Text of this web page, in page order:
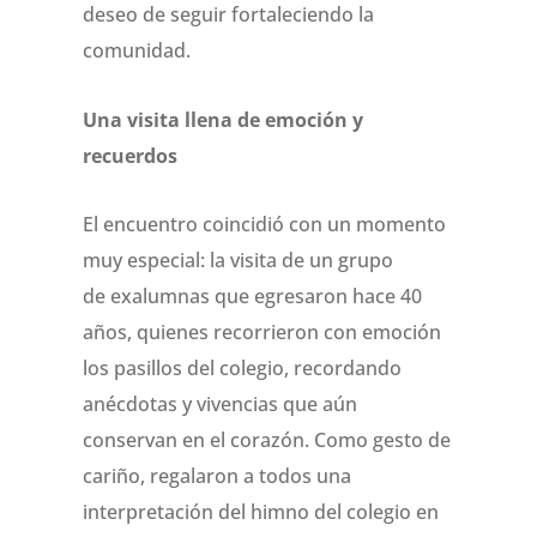
deseo de seguir fortaleciendo la
comunidad.
Una visita llena de emoción y
recuerdos
El encuentro coincidió con un momento
muy especial: la visita de un grupo
de exalumnas que egresaron hace 40
años, quienes recorrieron con emoción
los pasillos del colegio, recordando
anécdotas y vivencias que aún
conservan en el corazón. Como gesto de
cariño, regalaron a todos una
interpretación del himno del colegio en